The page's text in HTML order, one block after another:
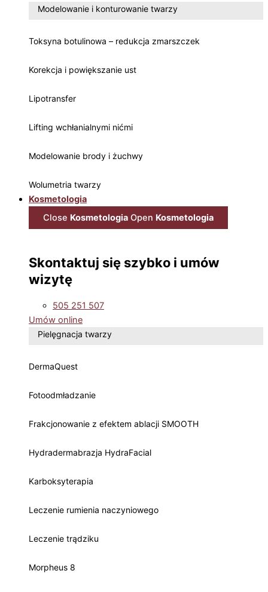
Modelowanie i konturowanie twarzy
Toksyna botulinowa – redukcja zmarszczek
Korekcja i powiększanie ust
Lipotransfer
Lifting wchłanialnymi nićmi
Modelowanie brody i żuchwy
Wolumetria twarzy
Kosmetologia
Close Kosmetologia Open Kosmetologia
Skontaktuj się szybko i umów
wizytę
505 251 507
Umów online
Pielęgnacja twarzy
DermaQuest
Fotoodmładzanie
Frakcjonowanie z efektem ablacji SMOOTH
Hydradermabrazja HydraFacial
Karboksyterapia
Leczenie rumienia naczyniowego
Leczenie trądziku
Morpheus 8